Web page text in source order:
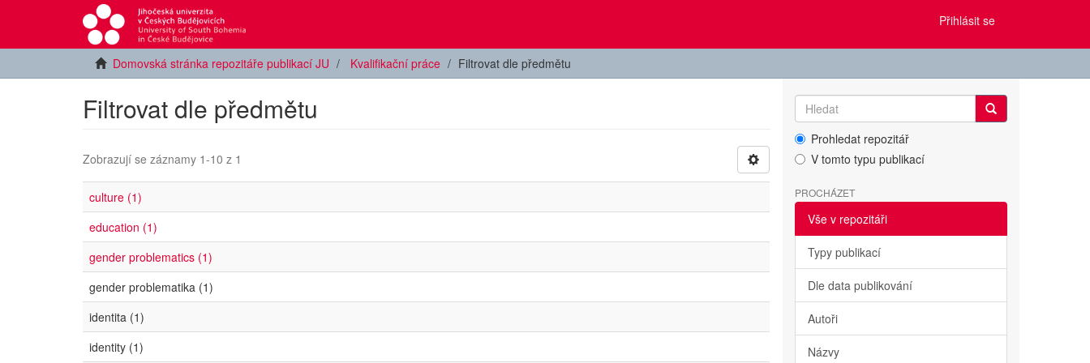
Přihlásit se
Domovská stránka repozitáře publikací JU Kvalifikační práce Filtrovat dle předmětu
Filtrovat dle předmětu
Zobrazují se záznamy 1-10 z 1
culture (1)
education (1)
gender problematics (1)
gender problematika (1)
identita (1)
identity (1)
Prohledat repozitář
V tomto typu publikací
PROCHÁZET
Vše v repozitáři
Typy publikací
Dle data publikování
Autoři
Názvy